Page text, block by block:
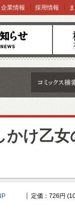
オンラ
企業情報 採用情報
かけ乙女
定価：726円